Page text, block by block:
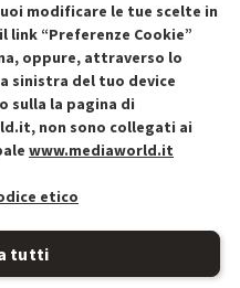
Recedere dal contratto qui
modificare le tue scelte in
“Preferenze Cookie”
oppure, attraverso lo
sinistra del tuo device
sulla la pagina di
non sono collegati ai
www.mediaworld.it
etico
tutti